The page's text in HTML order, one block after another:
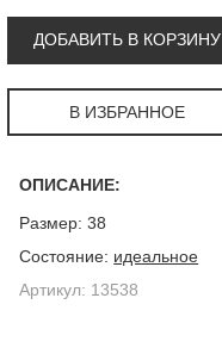
ДОБАВИТЬ В КОРЗИНУ
В ИЗБРАННОЕ
ОПИСАНИЕ:
Размер: 38
Состояние: идеальное
Артикул: 13538